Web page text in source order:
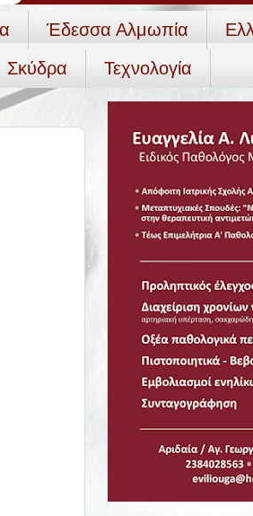
Έδεσσα Αλμωπία
Σκύδρα Τεχνολογία